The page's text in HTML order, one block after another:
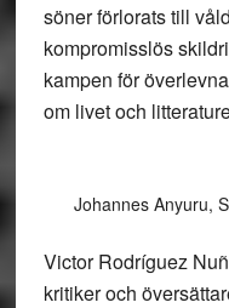
söner förlorats till
kompromisslös
kampen för
om livet och
Johannes Anyuru,
Victor Rodríguez
kritiker och